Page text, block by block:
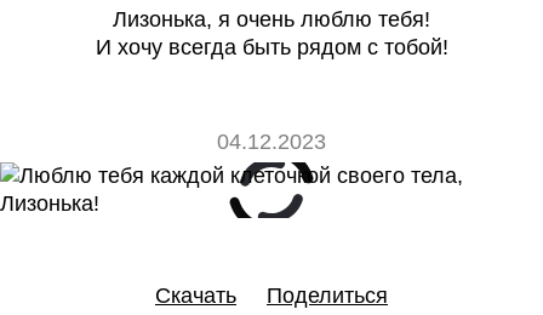
Лизонька, я очень люблю тебя!
И хочу всегда быть рядом с тобой!
04.12.2023
Скачать
Поделиться